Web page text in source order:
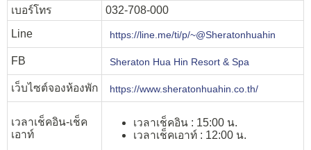
เบอร์โทร
032-708-000
Line
https://line.me/ti/p/~@Sheratonhuahin
FB Sheraton Hua Hin Resort & Spa
เว็บไซต์จองห้องพัก https://www.sheratonhuahin.co.th/
เวลาเช็คอิน-เช็ค
เอาท์
เวลาเช็คอิน : 15:00 น.
เวลาเช็คเอาท์ : 12:00 น.